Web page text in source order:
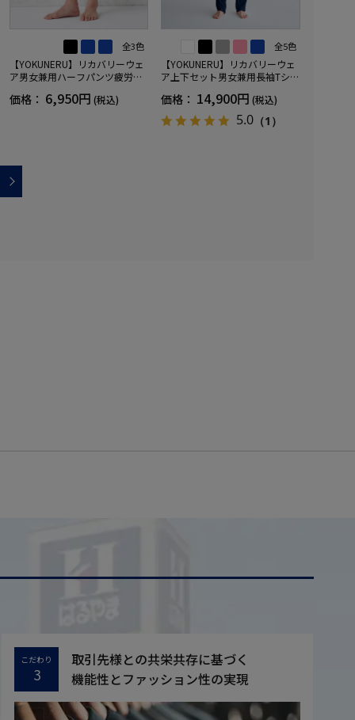
全3色
【YOKUNERU】リカバリーウェ
ア男女兼用ハーフパンツ疲労回
IX(R)【一般医療機器】SS～LLサ
価格： 6,950円 (税込)
全5色
【YOKUNERU】リカバリーウェ
ア上下セット男女兼用長袖Tシャ
進遠赤外線快眠NANOMIX(R)【一
般医療機器】SS～LLサイズ
価格： 14,900円 (税込)
5.0 （1）
こだわり
3
取引先様との共栄共存に基づく
機能性とファッション性の実現